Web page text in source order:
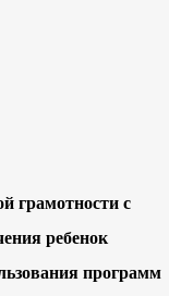
грамотности с
ребенок
программ